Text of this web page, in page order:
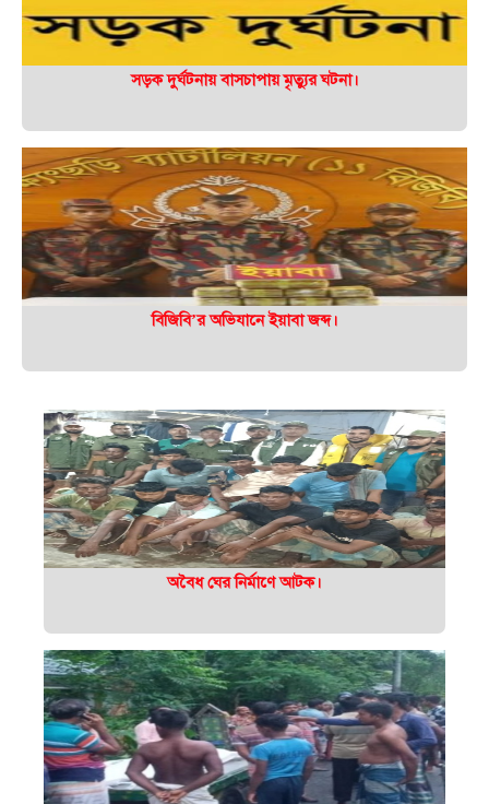
সড়ক দুর্ঘটনায় বাসচাপায় মৃত্যুর ঘটনা।
বিজিবি’র অভিযানে ইয়াবা জব্দ।
অবৈধ ঘের নির্মাণে আটক।